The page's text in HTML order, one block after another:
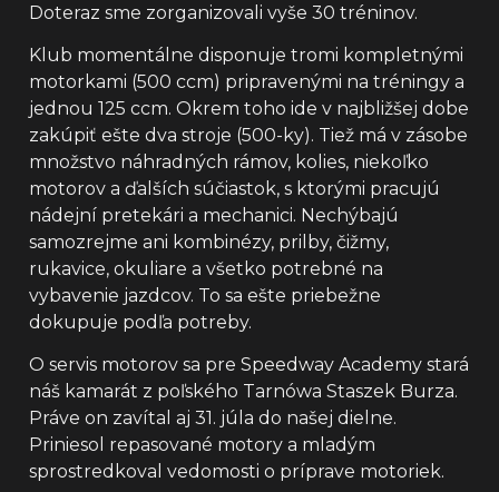
Doteraz sme zorganizovali vyše 30 tréninov.
Klub momentálne disponuje tromi kompletnými
motorkami (500 ccm) pripravenými na tréningy a
jednou 125 ccm. Okrem toho ide v najbližšej dobe
zakúpiť ešte dva stroje (500-ky). Tiež má v zásobe
množstvo náhradných rámov, kolies, niekoľko
motorov a ďalších súčiastok, s ktorými pracujú
nádejní pretekári a mechanici. Nechýbajú
samozrejme ani kombinézy, prilby, čižmy,
rukavice, okuliare a všetko potrebné na
vybavenie jazdcov. To sa ešte priebežne
dokupuje podľa potreby.
O servis motorov sa pre Speedway Academy stará
náš kamarát z poľského Tarnówa Staszek Burza.
Práve on zavítal aj 31. júla do našej dielne.
Priniesol repasované motory a mladým
sprostredkoval vedomosti o príprave motoriek.